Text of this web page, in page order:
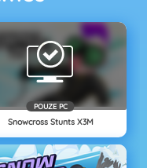
POUZE PC
Snowcross Stunts X3M